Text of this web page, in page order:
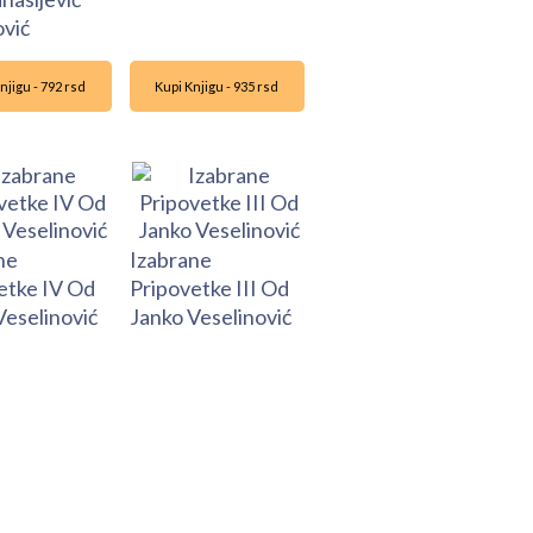
- 792 rsd
IV Od
Kupi Knjigu - 935 rsd
Izabrane
Pripovetke III Od
Janko Veselinović